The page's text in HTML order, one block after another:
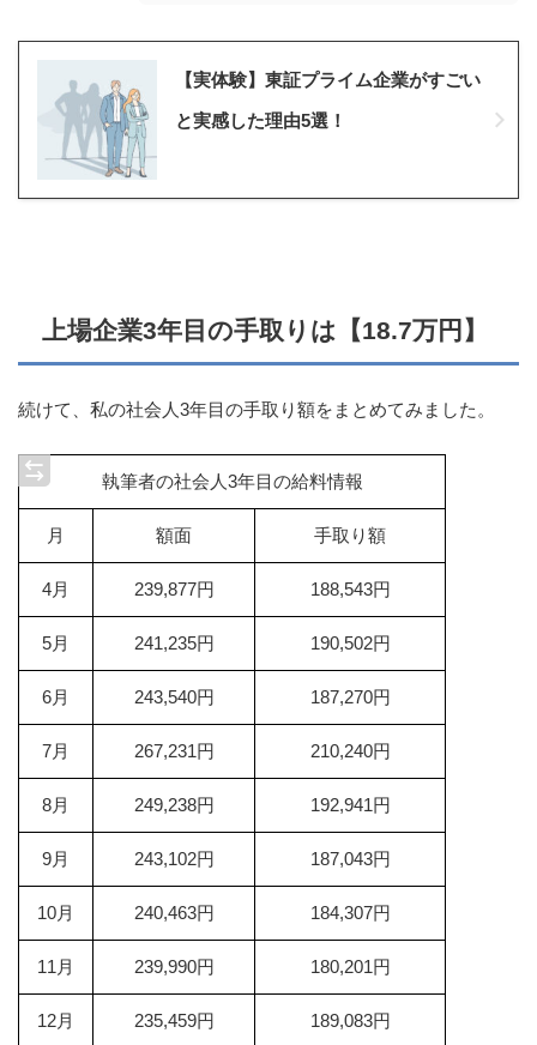
【実体験】東証プライム企業がすごい
と実感した理由5選！
上場企業3年目の手取りは【18.7万円】
続けて、私の社会人3年目の手取り額をまとめてみました。
執筆者の社会人3年目の給料情報
月 額面 手取り額
4月 239,877円 188,543円
5月 241,235円 190,502円
6月 243,540円 187,270円
7月 267,231円 210,240円
8月 249,238円 192,941円
9月 243,102円 187,043円
10月 240,463円 184,307円
11月 239,990円 180,201円
12月 235,459円 189,083円